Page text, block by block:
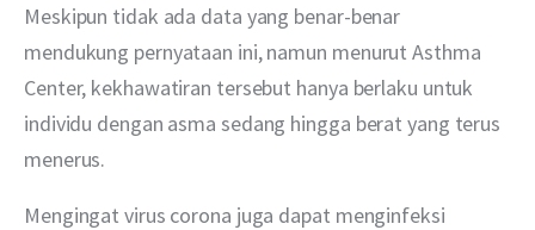
Meskipun tidak ada data yang benar-benar
mendukung pernyataan ini, namun menurut Asthma
Center, kekhawatiran tersebut hanya berlaku untuk
individu dengan asma sedang hingga berat yang terus
menerus.
Mengingat virus corona juga dapat menginfeksi